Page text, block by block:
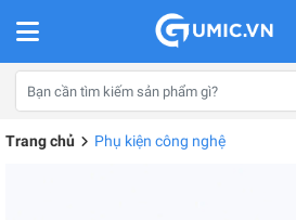
Trang chủ Phụ kiện công nghệ